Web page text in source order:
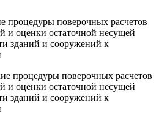
процедуры поверочных расчетов
и оценки остаточной несущей
зданий и сооружений к
процедуры поверочных расчетов
и оценки остаточной несущей
зданий и сооружений к